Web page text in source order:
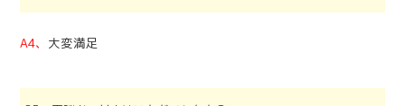
A4、 大変満足